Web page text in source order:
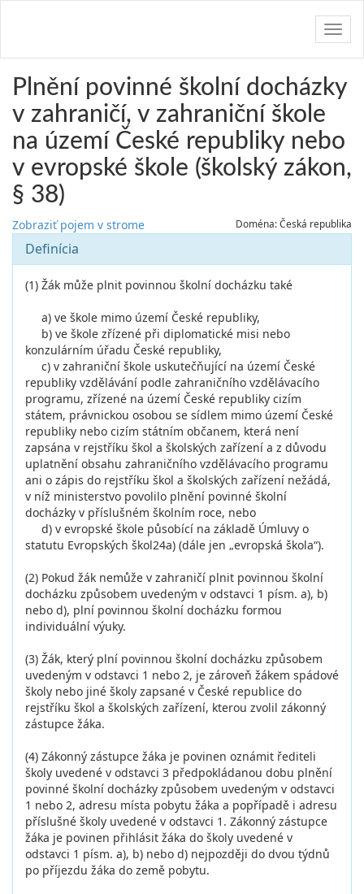
Plnění povinné školní docházky
v zahraničí, v zahraniční škole
na území České republiky nebo
v evropské škole (školský zákon,
§ 38)
Zobraziť pojem v strome Doména: Česká republika
Definícia
(1) Žák může plnit povinnou školní docházku také
a) ve škole mimo území České republiky,
b) ve škole zřízené při diplomatické misi nebo
konzulárním úřadu České republiky,
c) v zahraniční škole uskutečňující na území České
republiky vzdělávání podle zahraničního vzdělávacího
programu, zřízené na území České republiky cizím
státem, právnickou osobou se sídlem mimo území České
republiky nebo cizím státním občanem, která není
zapsána v rejstříku škol a školských zařízení a z důvodu
uplatnění obsahu zahraničního vzdělávacího programu
ani o zápis do rejstříku škol a školských zařízení nežádá,
v níž ministerstvo povolilo plnění povinné školní
docházky v příslušném školním roce, nebo
d) v evropské škole působící na základě Úmluvy o
statutu Evropských škol24a) (dále jen „evropská škola“).
(2) Pokud žák nemůže v zahraničí plnit povinnou školní
docházku způsobem uvedeným v odstavci 1 písm. a), b)
nebo d), plní povinnou školní docházku formou
individuální výuky.
(3) Žák, který plní povinnou školní docházku způsobem
uvedeným v odstavci 1 nebo 2, je zároveň žákem spádové
školy nebo jiné školy zapsané v České republice do
rejstříku škol a školských zařízení, kterou zvolil zákonný
zástupce žáka.
(4) Zákonný zástupce žáka je povinen oznámit řediteli
školy uvedené v odstavci 3 předpokládanou dobu plnění
povinné školní docházky způsobem uvedeným v odstavci
1 nebo 2, adresu místa pobytu žáka a popřípadě i adresu
příslušné školy uvedené v odstavci 1. Zákonný zástupce
žáka je povinen přihlásit žáka do školy uvedené v
odstavci 1 písm. a), b) nebo d) nejpozději do dvou týdnů
po příjezdu žáka do země pobytu.